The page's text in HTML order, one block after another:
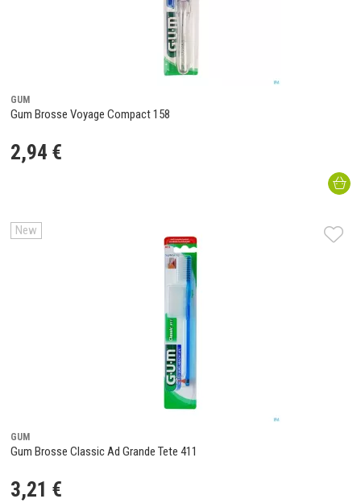
GUM
Gum Brosse Voyage Compact 158
2,94 €
New
GUM
Gum Brosse Classic Ad Grande Tete 411
3,21 €